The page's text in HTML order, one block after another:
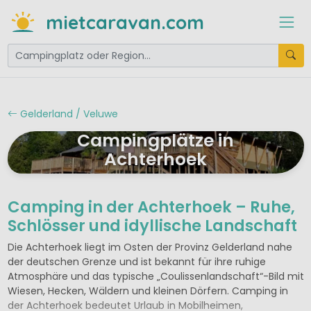
mietcaravan.com
Gelderland / Veluwe
Campingplätze in
Achterhoek
Camping in der Achterhoek – Ruhe,
Schlösser und idyllische Landschaft
Die Achterhoek liegt im Osten der Provinz Gelderland nahe
der deutschen Grenze und ist bekannt für ihre ruhige
Atmosphäre und das typische „Coulissenlandschaft“-Bild mit
Wiesen, Hecken, Wäldern und kleinen Dörfern. Camping in
der Achterhoek bedeutet Urlaub in Mobilheimen,